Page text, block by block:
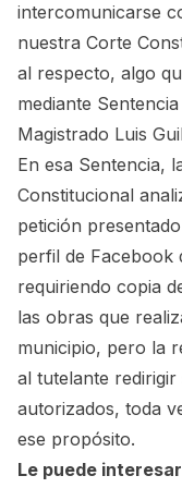
intercomunicarse
nuestra Corte
al respecto, algo
mediante
Magistrado Luis
En esa Sentencia,
Constitucional
petición
perfil de Facebook
requiriendo copia
las obras que
municipio, pero la
al tutelante
autorizados, toda
ese propósito.
Le puede